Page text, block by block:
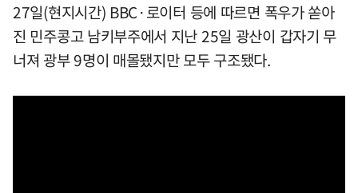
27일(현지시간) BBC·로이터 등에 따르면 폭우가 쏟아
진 민주콩고 남키부주에서 지난 25일 광산이 갑자기 무
너져 광부 9명이 매몰됐지만 모두 구조됐다.